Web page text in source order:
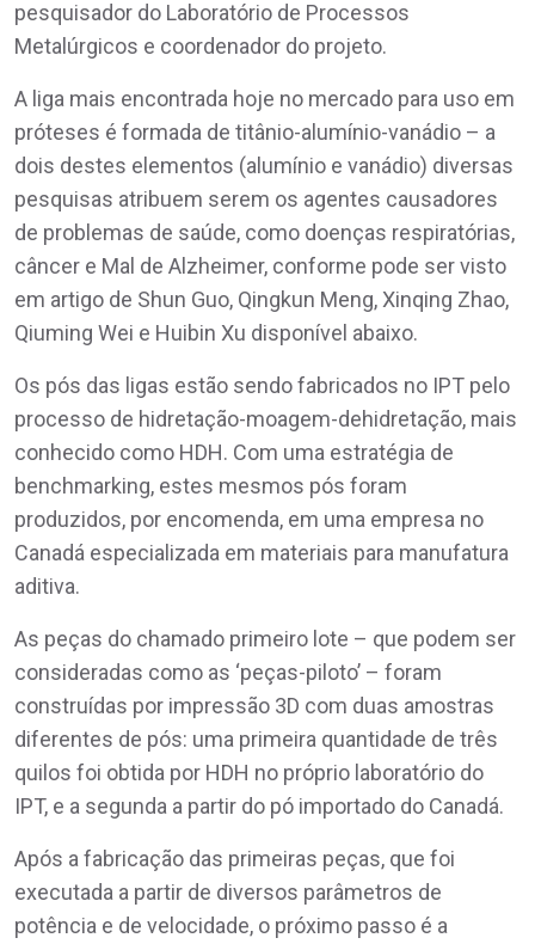
pesquisador do Laboratório de Processos
Metalúrgicos e coordenador do projeto.
A liga mais encontrada hoje no mercado para uso em
próteses é formada de titânio-alumínio-vanádio – a
dois destes elementos (alumínio e vanádio) diversas
pesquisas atribuem serem os agentes causadores
de problemas de saúde, como doenças respiratórias,
câncer e Mal de Alzheimer, conforme pode ser visto
em artigo de Shun Guo, Qingkun Meng, Xinqing Zhao,
Qiuming Wei e Huibin Xu disponível abaixo.
Os pós das ligas estão sendo fabricados no IPT pelo
processo de hidretação-moagem-dehidretação, mais
conhecido como HDH. Com uma estratégia de
benchmarking, estes mesmos pós foram
produzidos, por encomenda, em uma empresa no
Canadá especializada em materiais para manufatura
aditiva.
As peças do chamado primeiro lote – que podem ser
consideradas como as ‘peças-piloto’ – foram
construídas por impressão 3D com duas amostras
diferentes de pós: uma primeira quantidade de três
quilos foi obtida por HDH no próprio laboratório do
IPT, e a segunda a partir do pó importado do Canadá.
Após a fabricação das primeiras peças, que foi
executada a partir de diversos parâmetros de
potência e de velocidade, o próximo passo é a